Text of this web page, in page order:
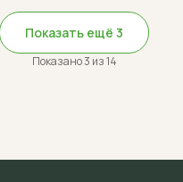
Показать ещё 3
Показано3 из14